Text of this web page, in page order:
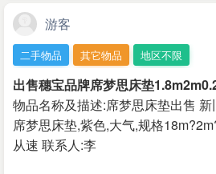
游客
二手物品 其它物品 地区不限
出售穗宝品牌席梦思床垫
物品名称及描述:席梦思床垫出售
席梦思床垫,紫色,大气,规格
从速 联系人:李